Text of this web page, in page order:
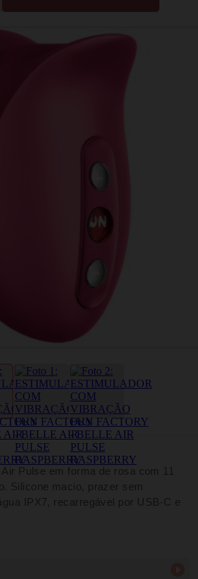
Pulse em forma de rosa com 11
Silicone macio, prazer sem
IPX7, recarregável por USB-C e